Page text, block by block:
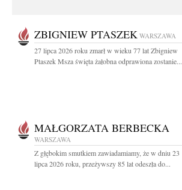
ZBIGNIEW PTASZEK WARSZAWA
27 lipca 2026 roku zmarł w wieku 77 lat Zbigniew
Ptaszek Msza święta żałobna odprawiona zostanie...
MAŁGORZATA BERBECKA
WARSZAWA
Z głębokim smutkiem zawiadamiamy, że w dniu 23
lipca 2026 roku, przeżywszy 85 lat odeszła do...